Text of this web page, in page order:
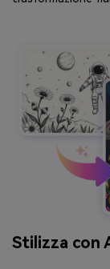
Stilizza con